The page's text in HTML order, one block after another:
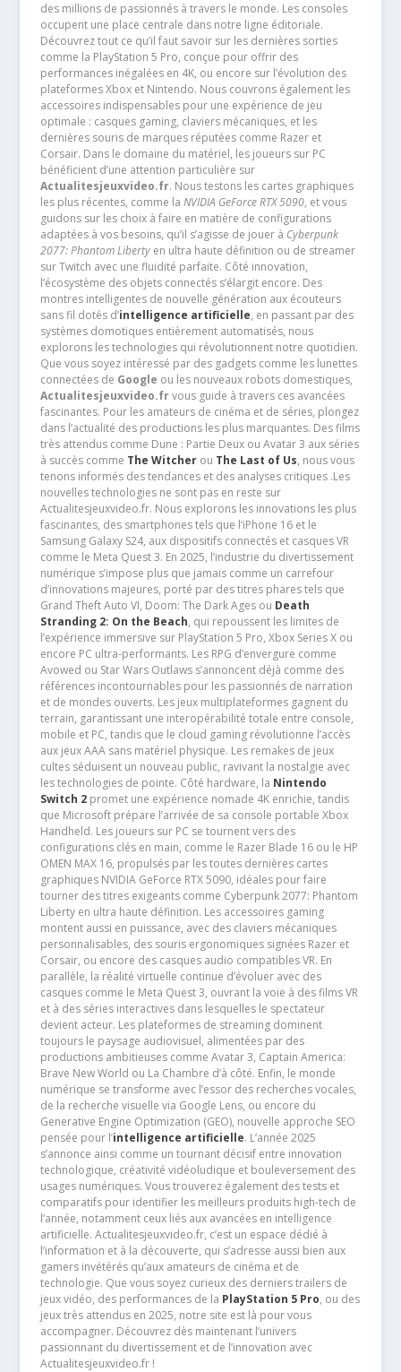
des millions de passionnés à travers le monde. Les consoles
occupent une place centrale dans notre ligne éditoriale.
Découvrez tout ce qu’il faut savoir sur les dernières sorties
comme la PlayStation 5 Pro, conçue pour offrir des
performances inégalées en 4K, ou encore sur l’évolution des
plateformes Xbox et Nintendo. Nous couvrons également les
accessoires indispensables pour une expérience de jeu
optimale : casques gaming, claviers mécaniques, et les
dernières souris de marques réputées comme Razer et
Corsair. Dans le domaine du matériel, les joueurs sur PC
bénéficient d’une attention particulière sur
Actualitesjeuxvideo.fr. Nous testons les cartes graphiques
les plus récentes, comme la NVIDIA GeForce RTX 5090, et vous
guidons sur les choix à faire en matière de configurations
adaptées à vos besoins, qu’il s’agisse de jouer à Cyberpunk
2077: Phantom Libertyen ultra haute définition ou de streamer
sur Twitch avec une fluidité parfaite. Côté innovation,
l’écosystème des objets connectés s’élargit encore. Des
montres intelligentes de nouvelle génération aux écouteurs
sans fil dotés d’intelligence artificielle, en passant par des
systèmes domotiques entièrement automatisés, nous
explorons les technologies qui révolutionnent notre quotidien.
Que vous soyez intéressé par des gadgets comme les lunettes
connectées de Google ou les nouveaux robots domestiques,
Actualitesjeuxvideo.frvous guide à travers ces avancées
fascinantes. Pour les amateurs de cinéma et de séries, plongez
dans l’actualité des productions les plus marquantes. Des films
très attendus comme Dune : Partie Deux ou Avatar 3 aux séries
à succès comme The Witcherou The Last of Us, nous vous
tenons informés des tendances et des analyses critiques .Les
nouvelles technologies ne sont pas en reste sur
Actualitesjeuxvideo.fr. Nous explorons les innovations les plus
fascinantes, des smartphones tels que l’iPhone 16 et le
Samsung Galaxy S24, aux dispositifs connectés et casques VR
comme le Meta Quest 3. En 2025, l’industrie du divertissement
numérique s’impose plus que jamais comme un carrefour
d’innovations majeures, porté par des titres phares tels que
Grand Theft Auto VI, Doom: The Dark Ages ou Death
Stranding 2: On the Beach, qui repoussent les limites de
l’expérience immersive sur PlayStation 5 Pro, Xbox Series X ou
encore PC ultra-performants. Les RPG d’envergure comme
Avowed ou Star Wars Outlaws s’annoncent déjà comme des
références incontournables pour les passionnés de narration
et de mondes ouverts. Les jeux multiplateformes gagnent du
terrain, garantissant une interopérabilité totale entre console,
mobile et PC, tandis que le cloud gaming révolutionne l’accès
aux jeux AAA sans matériel physique. Les remakes de jeux
cultes séduisent un nouveau public, ravivant la nostalgie avec
les technologies de pointe. Côté hardware, la Nintendo
Switch 2promet une expérience nomade 4K enrichie, tandis
que Microsoft prépare l’arrivée de sa console portable Xbox
Handheld. Les joueurs sur PC se tournent vers des
configurations clés en main, comme le Razer Blade 16 ou le HP
OMEN MAX 16, propulsés par les toutes dernières cartes
graphiques NVIDIA GeForce RTX 5090, idéales pour faire
tourner des titres exigeants comme Cyberpunk 2077: Phantom
Liberty en ultra haute définition. Les accessoires gaming
montent aussi en puissance, avec des claviers mécaniques
personnalisables, des souris ergonomiques signées Razer et
Corsair, ou encore des casques audio compatibles VR. En
parallèle, la réalité virtuelle continue d’évoluer avec des
casques comme le Meta Quest 3, ouvrant la voie à des films VR
et à des séries interactives dans lesquelles le spectateur
devient acteur. Les plateformes de streaming dominent
toujours le paysage audiovisuel, alimentées par des
productions ambitieuses comme Avatar 3, Captain America:
Brave New World ou La Chambre d’à côté. Enfin, le monde
numérique se transforme avec l’essor des recherches vocales,
de la recherche visuelle via Google Lens, ou encore du
Generative Engine Optimization (GEO), nouvelle approche SEO
pensée pour l’intelligence artificielle. L’année 2025
s’annonce ainsi comme un tournant décisif entre innovation
technologique, créativité vidéoludique et bouleversement des
usages numériques. Vous trouverez également des tests et
comparatifs pour identifier les meilleurs produits high-tech de
l’année, notamment ceux liés aux avancées en intelligence
artificielle. Actualitesjeuxvideo.fr, c’est un espace dédié à
l’information et à la découverte, qui s’adresse aussi bien aux
gamers invétérés qu’aux amateurs de cinéma et de
technologie. Que vous soyez curieux des derniers trailers de
jeux vidéo, des performances de la PlayStation 5 Pro, ou des
jeux très attendus en 2025, notre site est là pour vous
accompagner. Découvrez dès maintenant l’univers
passionnant du divertissement et de l’innovation avec
Actualitesjeuxvideo.fr !